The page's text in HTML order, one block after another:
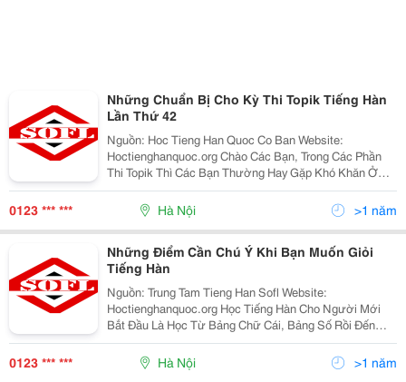
Những Chuẩn Bị Cho Kỳ Thi Topik Tiếng Hàn
Lần Thứ 42
Nguồn: Hoc Tieng Han Quoc Co Ban Website:
Hoctienghanquoc.org Chào Các Bạn, Trong Các Phần
Thi Topik Thì Các Bạn Thường Hay Gặp Khó Khăn Ở
Phần Nào Nhất? Theo Mình Nghĩ Phần Bài Đọc Có Lẽ
Khó Hơn Cả Bởi Lượng Từ Mới Nhiều, Hơn Nữa Các
Bài Đọc Lại Khá
0123 *** *** Hà Nội >1 năm
Những Điểm Cần Chú Ý Khi Bạn Muốn Giỏi
Tiếng Hàn
Nguồn: Trung Tam Tieng Han Sofl Website:
Hoctienghanquoc.org Học Tiếng Hàn Cho Người Mới
Bắt Đầu Là Học Từ Bảng Chữ Cái, Bảng Số Rồi Đến
Cách Ghép Vần, Cách Đọc Tiếng Hàn, Cách Viết Tiếng
Hàn. Ai Cũng Muốn Học Thật Chuẩn Từ Đầu Vì Sau Này
Nếu Sau Rất
0123 *** *** Hà Nội >1 năm